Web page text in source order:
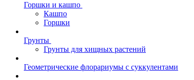
Горшки и кашпо
Кашпо
Горшки
Грунты
Грунты для хищных растений
Геометрические флорариумы с суккулентами